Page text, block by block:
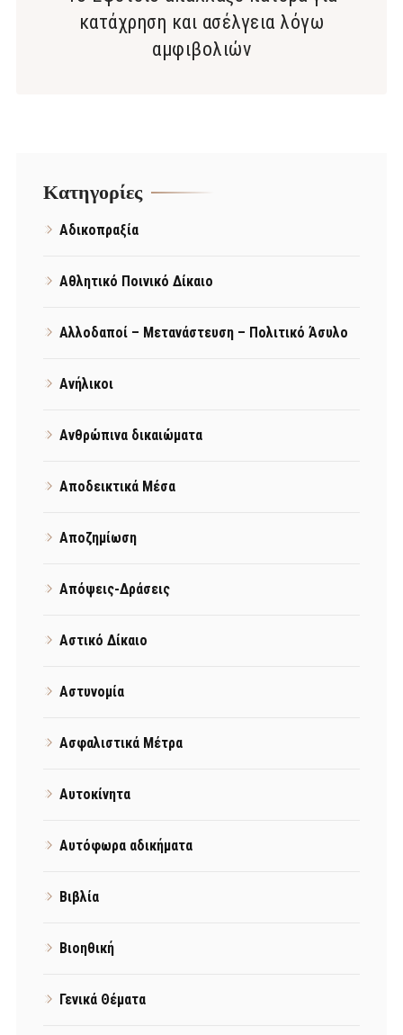
κατάχρηση και ασέλγεια λόγω
αμφιβολιών
Kατηγορίες
Αδικοπραξία
Αθλητικό Ποινικό Δίκαιο
Αλλοδαποί – Μετανάστευση – Πολιτικό Άσυλο
Ανήλικοι
Ανθρώπινα δικαιώματα
Αποδεικτικά Μέσα
Αποζημίωση
Απόψεις-Δράσεις
Αστικό Δίκαιο
Αστυνομία
Ασφαλιστικά Μέτρα
Αυτοκίνητα
Αυτόφωρα αδικήματα
Βιβλία
Βιοηθική
Γενικά Θέματα